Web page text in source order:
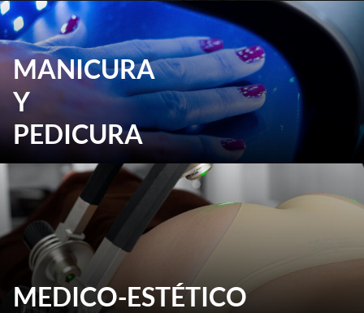
MANICURA
Y
PEDICURA
MEDICO-ESTÉTICO